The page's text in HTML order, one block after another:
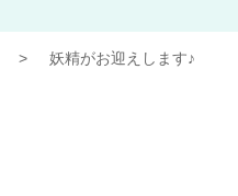
妖精がお迎えします♪